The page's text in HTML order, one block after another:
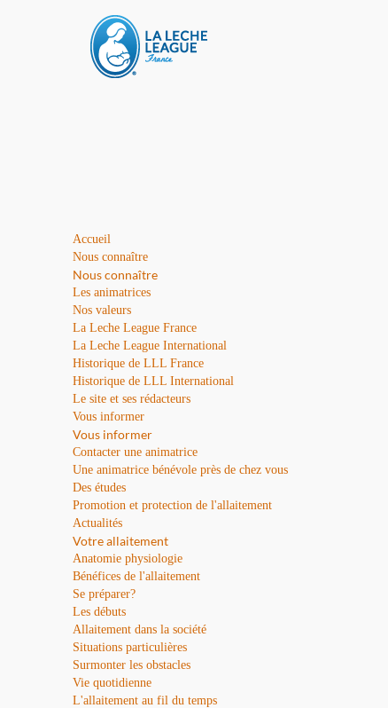
Accueil
Nous connaître
Nous connaître
Les animatrices
Nos valeurs
La Leche League France
La Leche League International
Historique de LLL France
Historique de LLL International
Le site et ses rédacteurs
Vous informer
Vous informer
Contacter une animatrice
Une animatrice bénévole près de chez vous
Des études
Promotion et protection de l'allaitement
Actualités
Votre allaitement
Anatomie physiologie
Bénéfices de l'allaitement
Se préparer?
Les débuts
Allaitement dans la société
Situations particulières
Surmonter les obstacles
Vie quotidienne
L'allaitement au fil du temps